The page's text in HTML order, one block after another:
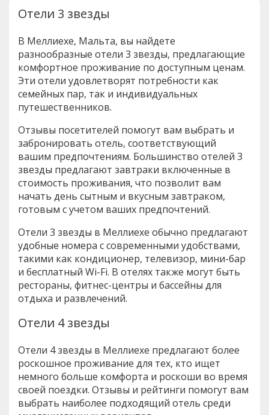
Отели 3 звезды
В Меллиехе, Мальта, вы найдете
разнообразные отели 3 звезды, предлагающие
комфортное проживание по доступным ценам.
Эти отели удовлетворят потребности как
семейных пар, так и индивидуальных
путешественников.
Отзывы посетителей помогут вам выбрать и
забронировать отель, соответствующий
вашим предпочтениям. Большинство отелей 3
звезды предлагают завтраки включенные в
стоимость проживания, что позволит вам
начать день сытным и вкусным завтраком,
готовым с учетом ваших предпочтений.
Отели 3 звезды в Меллиехе обычно предлагают
удобные номера с современными удобствами,
такими как кондиционер, телевизор, мини-бар
и бесплатный Wi-Fi. В отелях также могут быть
рестораны, фитнес-центры и бассейны для
отдыха и развлечений.
Отели 4 звезды
Отели 4 звезды в Меллиехе предлагают более
роскошное проживание для тех, кто ищет
немного больше комфорта и роскоши во время
своей поездки. Отзывы и рейтинги помогут вам
выбрать наиболее подходящий отель среди